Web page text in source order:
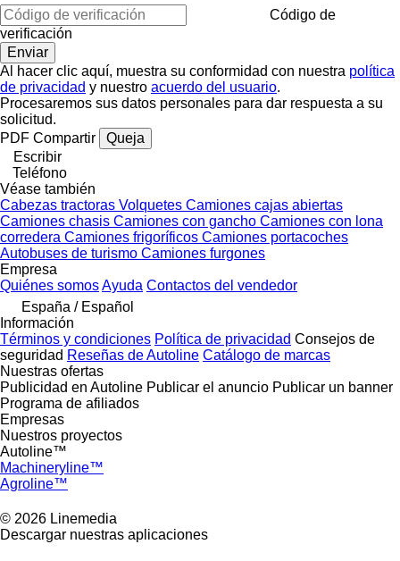
Código de
verificación
Al hacer clic aquí, muestra su conformidad con nuestra política
de privacidad y nuestro acuerdo del usuario.
Procesaremos sus datos personales para dar respuesta a su
solicitud.
PDF Compartir
Queja
Escribir
Teléfono
Véase también
Cabezas tractoras Volquetes Camiones cajas abiertas
Camiones chasis Camiones con gancho Camiones con lona
corredera Camiones frigoríficos Camiones portacoches
Autobuses de turismo Camiones furgones
Empresa
Quiénes somosAyuda Contactos del vendedor
España / Español
Información
Términos y condiciones Política de privacidad Consejos de
seguridad Reseñas de Autoline Catálogo de marcas
Nuestras ofertas
Publicidad en Autoline Publicar el anuncio Publicar un banner
Programa de afiliados
Empresas
Nuestros proyectos
Autoline™
Machineryline™
Agroline™
© 2026 Linemedia
Descargar nuestras aplicaciones